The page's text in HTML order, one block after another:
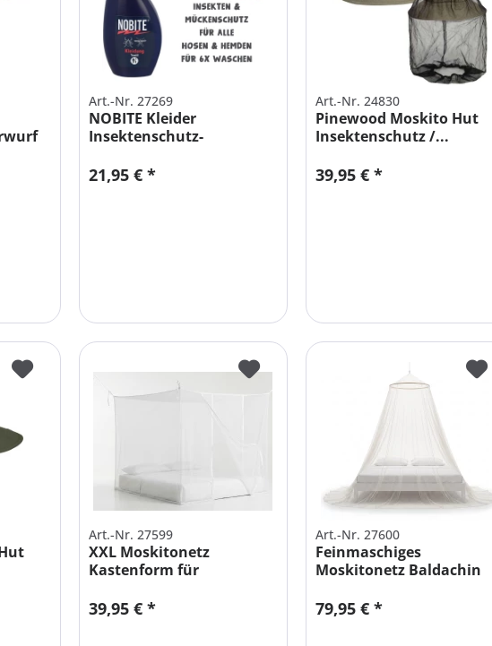
Art.-Nr. 27269
NOBITE Kleider
Insektenschutz-
21,95 € *
Art.-Nr. 24830
Pinewood Moskito Hut
Insektenschutz /...
39,95 € *
Art.-Nr. 27599
XXL Moskitonetz
Kastenform für
39,95 € *
Art.-Nr. 27600
Feinmaschiges
Moskitonetz Baldachin
79,95 € *